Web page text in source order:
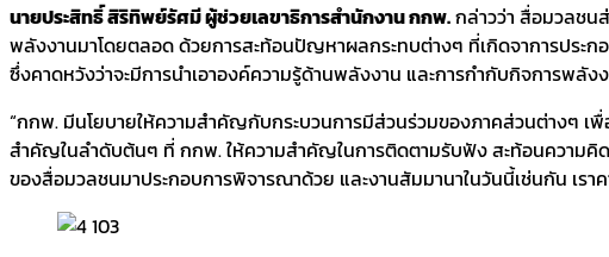
นายประสิทธิ์ สิริทิพย์รัศมี ผู้ช่วยเลขาธิการสำนักงาน กกพ.กล่าวว่า สื่อมวลช
พลังงานมาโดยตลอด ด้วยการสะท้อนปัญหาผลกระทบต่างๆ ที่เกิดจาการประ
ซึ่งคาดหวังว่าจะมีการนำเอาองค์ความรู้ด้านพลังงาน และการกำกับกิจการพลั
“กกพ. มีนโยบายให้ความสำคัญกับกระบวนการมีส่วนร่วมของภาคส่วนต่างๆ เ
สำคัญในลำดับต้นๆ ที่ กกพ. ให้ความสำคัญในการติดตามรับฟัง สะท้อนความคิด
ของสื่อมวลชนมาประกอบการพิจารณาด้วย และงานสัมมานาในวันนี้เช่นกัน เร